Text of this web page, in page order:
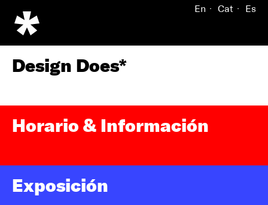
En Cat Es
Design Does*
Horario & Información
Exposición